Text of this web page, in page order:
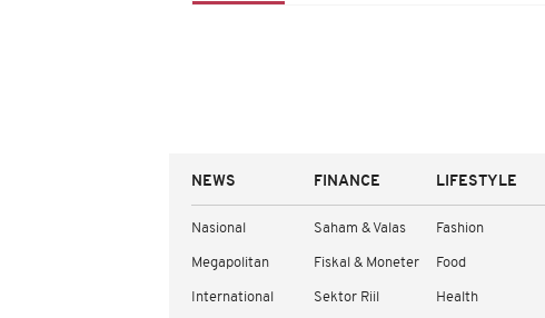
NEWS
Nasional
Megapolitan
International
FINANCE
Saham & Valas
Fiskal & Moneter
Sektor Riil
LIFESTYLE
Fashion
Food
Health